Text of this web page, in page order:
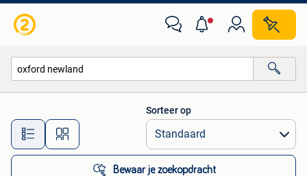
Alle afstanden…
Sorteer op
Bewaar je zoekopdracht